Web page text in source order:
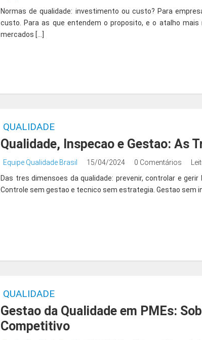
Normas de qualidade: investimento ou custo? Para
custo. Para as que entendem o proposito, e o atalho
mercados […]
QUALIDADE
Qualidade, Inspecao e Gestao: As
Equipe Qualidade Brasil 15/04/2024 0 Comentários
Das tres dimensoes da qualidade: prevenir, controlar e
Controle sem gestao e tecnico sem estrategia. Gestao sem
QUALIDADE
Gestao da Qualidade em PMEs:
Competitivo